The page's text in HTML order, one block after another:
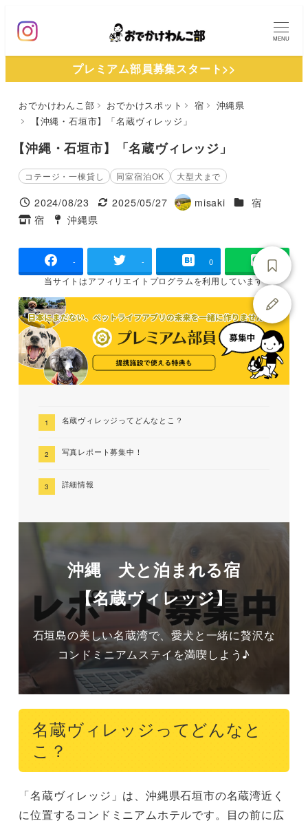
ン
MENU
プレミアム部員募集スタート>>
おでかけわんこ部 おでかけスポット 宿
沖縄県
【沖縄・石垣市】「名蔵ヴィレッジ」
【沖縄・石垣市】「名蔵ヴィレッジ」
コテージ・一棟貸し 同室宿泊OK 大型犬まで
投稿日
2024/08/23
更新日
2025/05/27
著
misaki 施設ジャンル
宿
タグ
宿
タグ
沖縄県
- - 0
当サイトはアフィリエイトプログラムを利用しています
名蔵ヴィレッジってどんなとこ？
写真レポート募集中！
詳細情報
沖縄 犬と泊まれる宿
【名蔵ヴィレッジ】
石垣島の美しい名蔵湾で、愛犬と一緒に贅沢な
コンドミニアムステイを満喫しよう♪
名蔵ヴィレッジってどんなと
こ？
「名蔵ヴィレッジ」は、沖縄県石垣市の名蔵湾近く
に位置するコンドミニアムホテルです。目の前に広